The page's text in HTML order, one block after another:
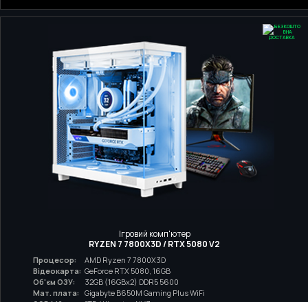
Ігровий комп'ютер
RYZEN 7 7800X3D / RTX 5080 V2
Процесор:
AMD Ryzen 7 7800X3D
Відеокарта: GeForce RTX 5080, 16GB
Об'єм ОЗУ:
32GB (16GBx2) DDR5 5600
Мат. плата:
Gigabyte B650M Gaming Plus WiFi